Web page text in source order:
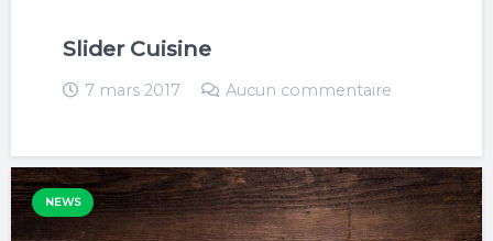
Slider Cuisine
7 mars 2017 Aucun commentaire
NEWS